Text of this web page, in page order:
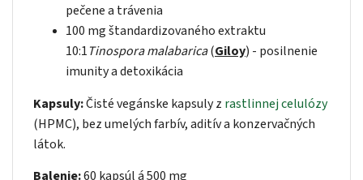
pečene a trávenia
100 mg štandardizovaného extraktu
10:1Tinospora malabarica(Giloy) - posilnenie
imunity a detoxikácia
Kapsuly:Čisté vegánske kapsuly z rastlinnej celulózy
(HPMC), bez umelých farbív, aditív a konzervačných
látok.
Balenie:60 kapsúl á 500 mg